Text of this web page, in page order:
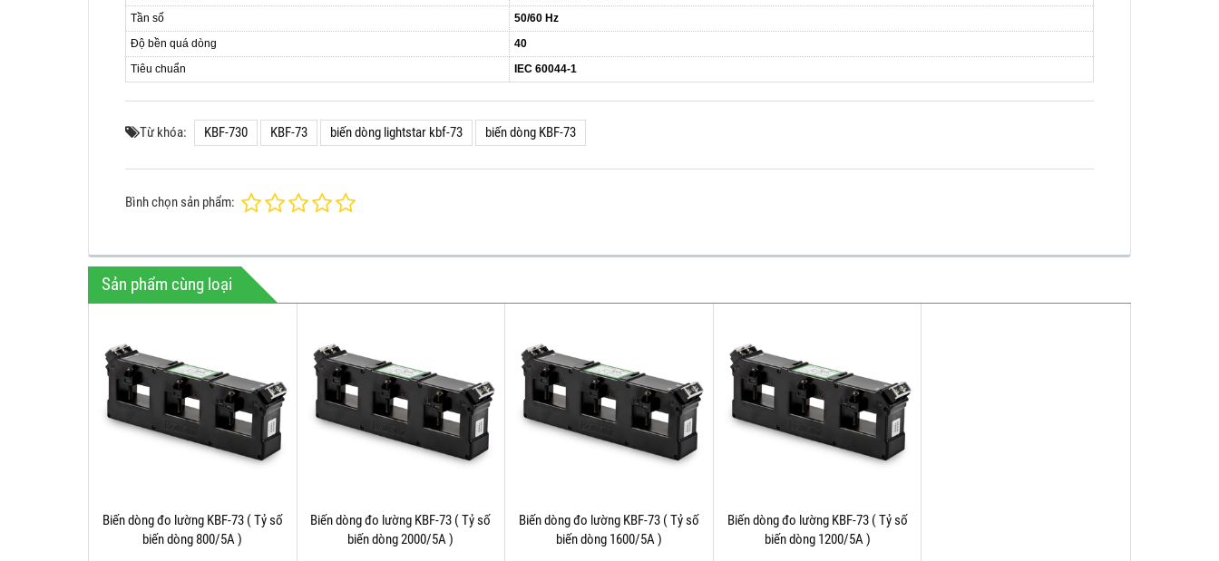
Tần số
50/60 Hz
Độ bền quá dòng
40
Tiêu chuẩn
IEC 60044-1
Từ khóa: KBF-730 KBF-73 biến dòng lightstar kbf-73 biến dòng KBF-73
Bình chọn sản phẩm:
Sản phẩm cùng loại
Biến dòng đo lường KBF-73 ( Tỷ số
biến dòng 800/5A )
Biến dòng đo lường KBF-73 ( Tỷ số
biến dòng 2000/5A )
Biến dòng đo lường KBF-73 ( Tỷ số
biến dòng 1600/5A )
Biến dòng đo lường KBF-73 ( Tỷ số
biến dòng 1200/5A )